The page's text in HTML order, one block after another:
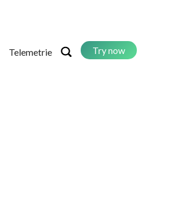
Telemetrie Try now